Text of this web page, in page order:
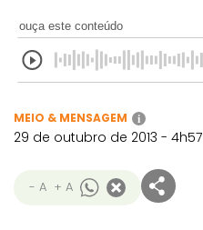
ouça este conteúdo
MEIO & MENSAGEM i
29 de outubro de 2013 - 4h57
- A + A